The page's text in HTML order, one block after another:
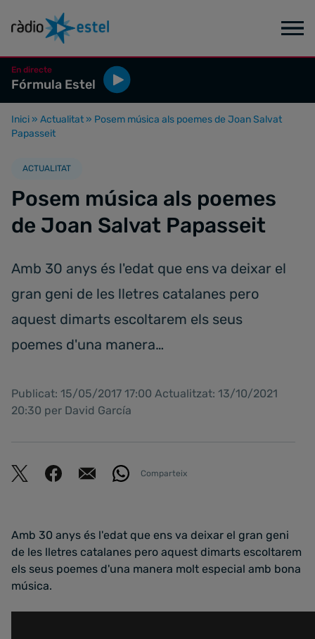
En directe
Fórmula Estel
Inici » Actualitat » Posem música als poemes de Joan Salvat
Papasseit
ACTUALITAT
Posem música als poemes
de Joan Salvat Papasseit
Amb 30 anys és l'edat que ens va deixar el
gran geni de les lletres catalanes pero
aquest dimarts escoltarem els seus
poemes d'una manera…
Publicat: 15/05/2017 17:00 Actualitzat: 13/10/2021
20:30 per David García
Comparteix
Amb 30 anys és l'edat que ens va deixar el gran geni
de les lletres catalanes pero aquest dimarts escoltarem
els seus poemes d'una manera molt especial amb bona
música.